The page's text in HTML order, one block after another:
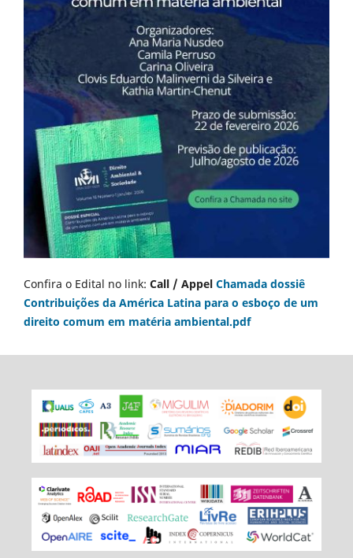
Confira o Edital no link: Call / Appel Chamada dossiê
Contribuições da América Latina para o esboço de um
direito comum em matéria ambiental.pdf